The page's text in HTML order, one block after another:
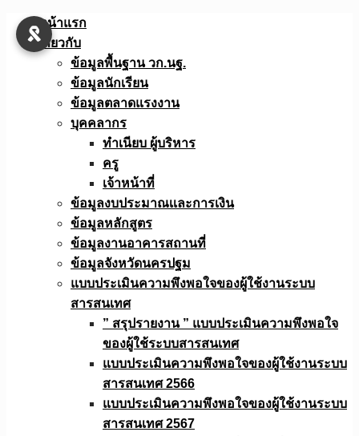
Skip
หน้าแรก
เกี่ยวกับ
ข้อมูลพื้นฐาน วก.นฐ.
ข้อมูลนักเรียน
ข้อมูลตลาดแรงงาน
บุคคลากร
ทำเนียบ ผู้บริหาร
ครู
เจ้าหน้าที่
ข้อมูลงบประมาณเเละการเงิน
ข้อมูลหลักสูตร
ข้อมูลงานอาคารสถานที่
ข้อมูลจังหวัดนครปฐม
แบบประเมินความพึงพอใจของผู้ใช้งานระบบ
สารสนเทศ
” สรุปรายงาน ” แบบประเมินความพึงพอใจ
ของผู้ใช้ระบบสารสนเทศ
แบบประเมินความพึงพอใจของผู้ใช้งานระบบ
สารสนเทศ 2566
แบบประเมินความพึงพอใจของผู้ใช้งานระบบ
สารสนเทศ 2567